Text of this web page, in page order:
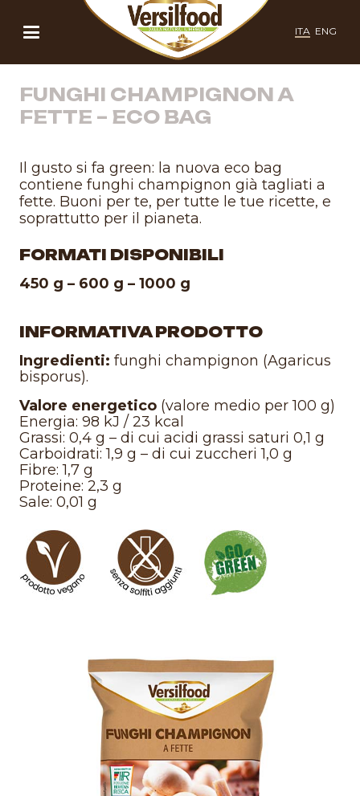
ITA ENG
FUNGHI CHAMPIGNON A
FETTE – ECO BAG
Il gusto si fa green: la nuova eco bag
contiene funghi champignon già tagliati a
fette. Buoni per te, per tutte le tue ricette, e
soprattutto per il pianeta.
FORMATI DISPONIBILI
450 g – 600 g – 1000 g
INFORMATIVA PRODOTTO
Ingredienti: funghi champignon (Agaricus
bisporus).
Valore energetico (valore medio per 100 g)
Energia: 98 kJ / 23 kcal
Grassi: 0,4 g – di cui acidi grassi saturi 0,1 g
Carboidrati: 1,9 g – di cui zuccheri 1,0 g
Fibre: 1,7 g
Proteine: 2,3 g
Sale: 0,01 g